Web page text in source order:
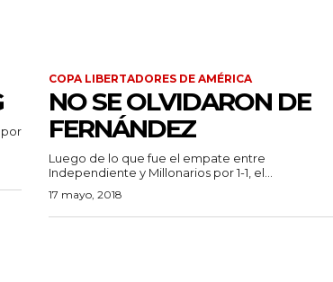
por
COPA LIBERTADORES DE AMÉRICA
NO SE OLVIDARON DE
FERNÁNDEZ
Luego de lo que fue el empate entre
Independiente y Millonarios por 1-1, el...
17 mayo, 2018